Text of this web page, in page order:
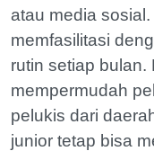
atau media
memfasilitasi
rutin setiap bulan.
mempermudah
pelukis dari
junior tetap bisa